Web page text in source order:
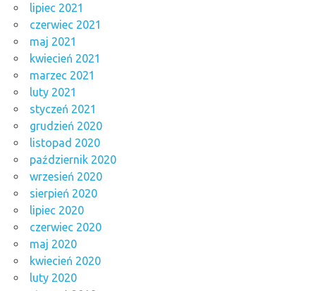
lipiec 2021
czerwiec 2021
maj 2021
kwiecień 2021
marzec 2021
luty 2021
styczeń 2021
grudzień 2020
listopad 2020
październik 2020
wrzesień 2020
sierpień 2020
lipiec 2020
czerwiec 2020
maj 2020
kwiecień 2020
luty 2020